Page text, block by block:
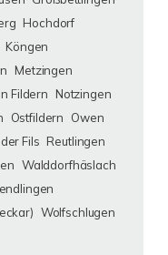
Hochdorf
Köngen
Metzingen
Fildern
Notzingen
Ostfildern
Owen
Fils Reutlingen
Walddorfhäslach
Wolfschlugen